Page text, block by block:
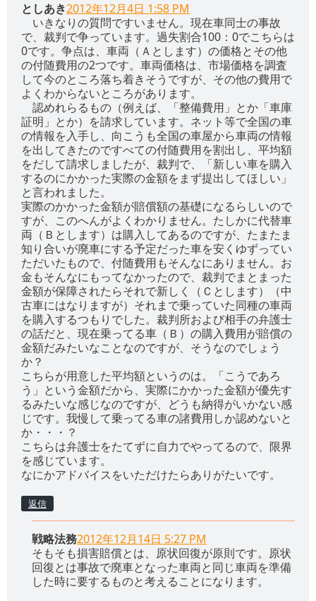
としあき2012年12月4日 1:58 PM
いきなりの質問ですいません。現在車同士の事故
で、裁判で争っています。過失割合100：0でこちらは
0です。争点は、車両（Ａとします）の価格とその他
の付随費用の2つです。車両価格は、市場価格を調査
して今のところ落ち着きそうですが、その他の費用で
よくわからないところがあります。
認めれらるもの（例えば、「整備費用」とか「車庫
証明」とか）を請求しています。ネット等で全国の車
の情報を入手し、向こうも全国の車屋から車両の情報
を出してきたのですべての付随費用を割出し、平均額
をだして請求しましたが、裁判で、「新しい車を購入
するのにかかった実際の金額をまず提出してほしい」
と言われました。
実際のかかった金額が賠償額の基礎になるらしいので
すが、このへんがよくわかりません。たしかに代替車
両（Ｂとします）は購入してあるのですが、たまたま
知り合いが廃車にする予定だった車を安くゆずってい
ただいたもので、付随費用もそんなにありません。お
金もそんなにもってなかったので、裁判でまとまった
金額が保障されたらそれで新しく（Ｃとします）（中
古車にはなりますが）それまで乗っていた同種の車両
を購入するつもりでした。裁判所および相手の弁護士
の話だと、現在乗ってる車（Ｂ）の購入費用が賠償の
金額だみたいなことなのですが、そうなのでしょう
か？
こちらが用意した平均額というのは。「こうであろ
う」という金額だから、実際にかかった金額が優先す
るみたいな感じなのですが、どうも納得がいかない感
じです。我慢して乗ってる車の諸費用しか認めないと
か・・・？
こちらは弁護士をたてずに自力でやってるので、限界
を感じています。
なにかアドバイスをいただけたらありがたいです。
返信
戦略法務2012年12月14日 5:27 PM
そもそも損害賠償とは、原状回復が原則です。原状
回復とは事故で廃車となった車両と同じ車両を準備
した時に要するものと考えることになります。